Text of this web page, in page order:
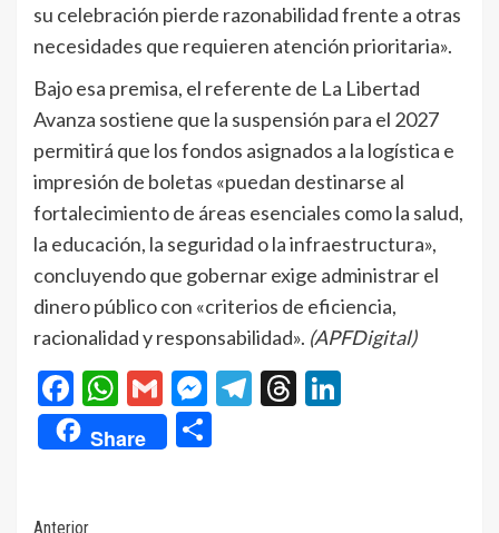
su celebración pierde razonabilidad frente a otras
necesidades que requieren atención prioritaria».
Bajo esa premisa, el referente de La Libertad
Avanza sostiene que la suspensión para el 2027
permitirá que los fondos asignados a la logística e
impresión de boletas «puedan destinarse al
fortalecimiento de áreas esenciales como la salud,
la educación, la seguridad o la infraestructura»,
concluyendo que gobernar exige administrar el
dinero público con «criterios de eficiencia,
racionalidad y responsabilidad». (APFDigital)
Facebook
WhatsApp
GmailMessenger
Telegram
Threads
Share
Anterior